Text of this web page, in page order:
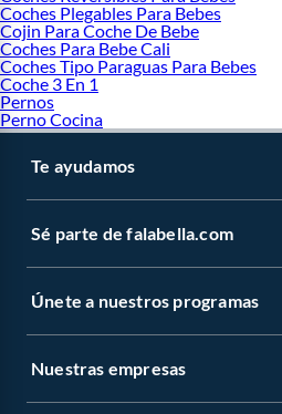
Coches Plegables Para Bebes
Cojin Para Coche De Bebe
Coches Para Bebe Cali
Coches Tipo Paraguas Para Bebes
Coche 3 En 1
Pernos
Perno Cocina
Te ayudamos
Sé parte de falabella.com
Únete a nuestros programas
Nuestras empresas